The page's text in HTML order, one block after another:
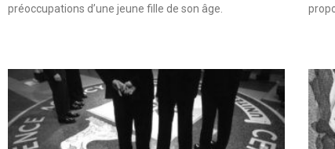
préoccupations d’une jeune fille de son âge.